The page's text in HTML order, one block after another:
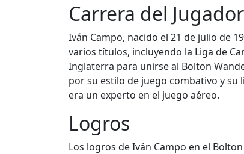
Carrera del Jugador
Iván Campo, nacido el 21 de julio de
varios títulos, incluyendo la Liga de
Inglaterra para unirse al Bolton
por su estilo de juego combativo y su
era un experto en el juego aéreo.
Logros
Los logros de Iván Campo en el